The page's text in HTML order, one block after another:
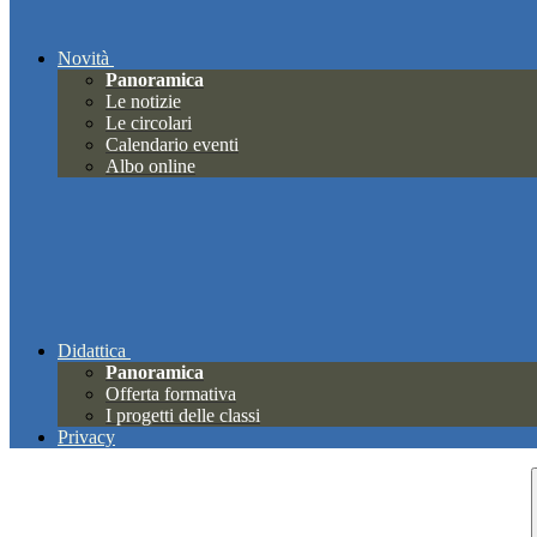
Novità
Panoramica
Le notizie
Le circolari
Calendario eventi
Albo online
Didattica
Panoramica
Offerta formativa
I progetti delle classi
Privacy